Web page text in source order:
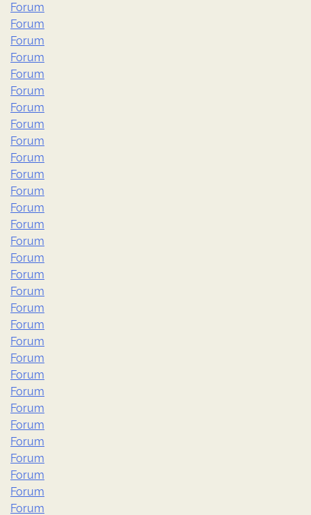
Forum
Forum
Forum
Forum
Forum
Forum
Forum
Forum
Forum
Forum
Forum
Forum
Forum
Forum
Forum
Forum
Forum
Forum
Forum
Forum
Forum
Forum
Forum
Forum
Forum
Forum
Forum
Forum
Forum
Forum
Forum